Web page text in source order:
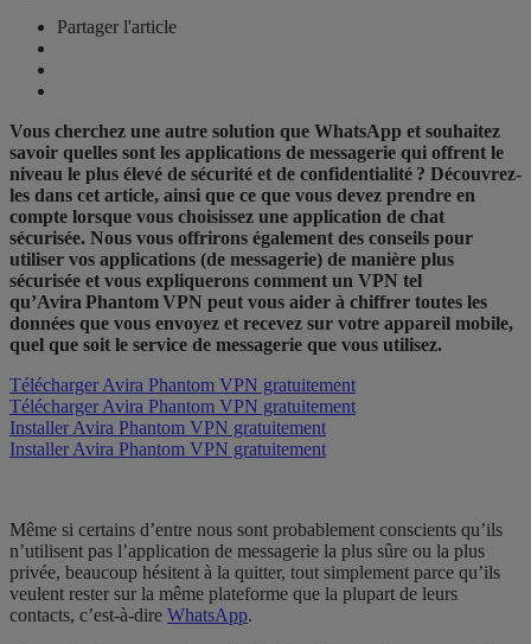
Partager l'article
Vous cherchez une autre solution que WhatsApp et souhaitez
savoir quelles sont les applications de messagerie qui offrent le
niveau le plus élevé de sécurité et de confidentialité ? Découvrez-
les dans cet article, ainsi que ce que vous devez prendre en
compte lorsque vous choisissez une application de chat
sécurisée. Nous vous offrirons également des conseils pour
utiliser vos applications (de messagerie) de manière plus
sécurisée et vous expliquerons comment un VPN tel
qu’Avira Phantom VPN peut vous aider à chiffrer toutes les
données que vous envoyez et recevez sur votre appareil mobile,
quel que soit le service de messagerie que vous utilisez.
Télécharger Avira Phantom VPN gratuitement
Télécharger Avira Phantom VPN gratuitement
Installer Avira Phantom VPN gratuitement
Installer Avira Phantom VPN gratuitement
Même si certains d’entre nous sont probablement conscients qu’ils
n’utilisent pas l’application de messagerie la plus sûre ou la plus
privée, beaucoup hésitent à la quitter, tout simplement parce qu’ils
veulent rester sur la même plateforme que la plupart de leurs
contacts, c’est-à-dire WhatsApp.